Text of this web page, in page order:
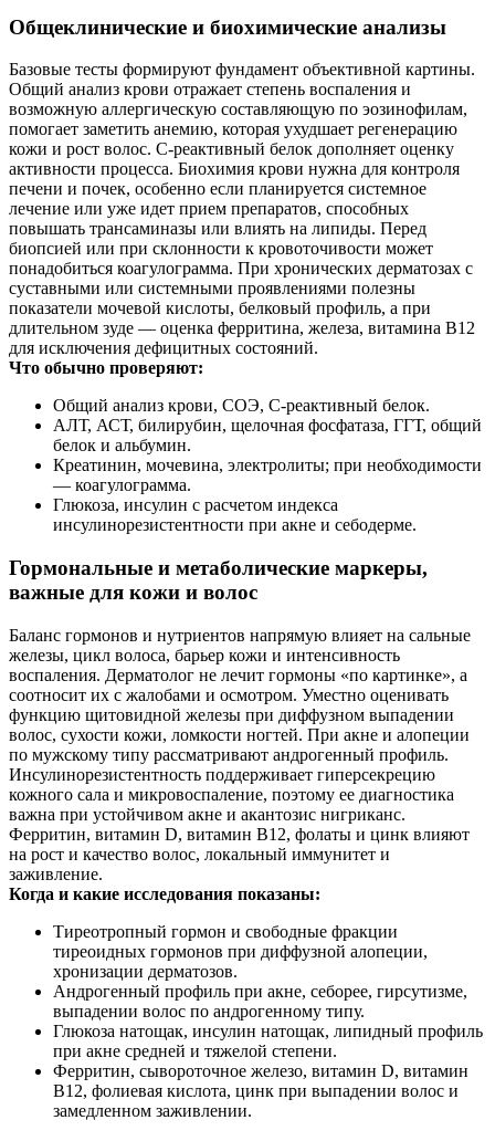
Общеклинические и биохимические анализы
Базовые тесты формируют фундамент объективной картины.
Общий анализ крови отражает степень воспаления и
возможную аллергическую составляющую по эозинофилам,
помогает заметить анемию, которая ухудшает регенерацию
кожи и рост волос. С‑реактивный белок дополняет оценку
активности процесса. Биохимия крови нужна для контроля
печени и почек, особенно если планируется системное
лечение или уже идет прием препаратов, способных
повышать трансаминазы или влиять на липиды. Перед
биопсией или при склонности к кровоточивости может
понадобиться коагулограмма. При хронических дерматозах с
суставными или системными проявлениями полезны
показатели мочевой кислоты, белковый профиль, а при
длительном зуде — оценка ферритина, железа, витамина В12
для исключения дефицитных состояний.
Что обычно проверяют:
Общий анализ крови, СОЭ, С‑реактивный белок.
АЛТ, АСТ, билирубин, щелочная фосфатаза, ГГТ, общий
белок и альбумин.
Креатинин, мочевина, электролиты; при необходимости
— коагулограмма.
Глюкоза, инсулин с расчетом индекса
инсулинорезистентности при акне и себодерме.
Гормональные и метаболические маркеры,
важные для кожи и волос
Баланс гормонов и нутриентов напрямую влияет на сальные
железы, цикл волоса, барьер кожи и интенсивность
воспаления. Дерматолог не лечит гормоны «по картинке», а
соотносит их с жалобами и осмотром. Уместно оценивать
функцию щитовидной железы при диффузном выпадении
волос, сухости кожи, ломкости ногтей. При акне и алопеции
по мужскому типу рассматривают андрогенный профиль.
Инсулинорезистентность поддерживает гиперсекрецию
кожного сала и микровоспаление, поэтому ее диагностика
важна при устойчивом акне и акантозис нигриканс.
Ферритин, витамин D, витамин В12, фолаты и цинк влияют
на рост и качество волос, локальный иммунитет и
заживление.
Когда и какие исследования показаны:
Тиреотропный гормон и свободные фракции
тиреоидных гормонов при диффузной алопеции,
хронизации дерматозов.
Андрогенный профиль при акне, себорее, гирсутизме,
выпадении волос по андрогенному типу.
Глюкоза натощак, инсулин натощак, липидный профиль
при акне средней и тяжелой степени.
Ферритин, сывороточное железо, витамин D, витамин
В12, фолиевая кислота, цинк при выпадении волос и
замедленном заживлении.